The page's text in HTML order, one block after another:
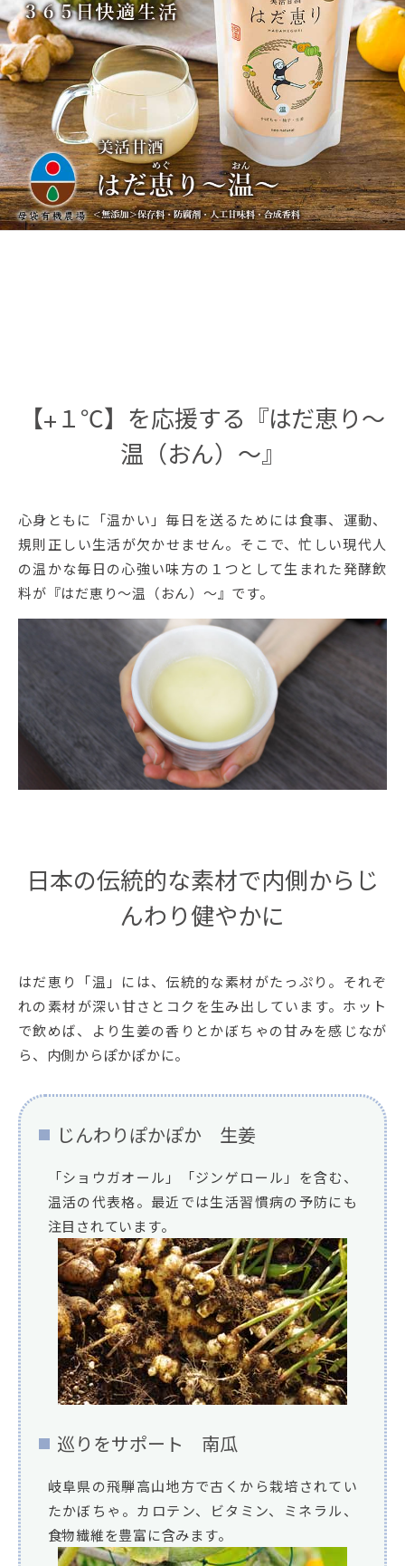
【+１℃】を応援する『はだ恵り～
温（おん）～』
心身ともに「温かい」毎日を送るためには食事、運動、
規則正しい生活が欠かせません。そこで、忙しい現代人
の温かな毎日の心強い味方の１つとして生まれた発酵飲
料が『はだ恵り～温（おん）～』です。
日本の伝統的な素材で内側からじ
んわり健やかに
はだ恵り「温」には、伝統的な素材がたっぷり。それぞ
れの素材が深い甘さとコクを生み出しています。ホット
で飲めば、より生姜の香りとかぼちゃの甘みを感じなが
ら、内側からぽかぽかに。
じんわりぽかぽか 生姜
「ショウガオール」「ジンゲロール」を含む、
温活の代表格。最近では生活習慣病の予防にも
注目されています。
巡りをサポート 南瓜
岐阜県の飛騨高山地方で古くから栽培されてい
たかぼちゃ。カロテン、ビタミン、ミネラル、
食物繊維を豊富に含みます。